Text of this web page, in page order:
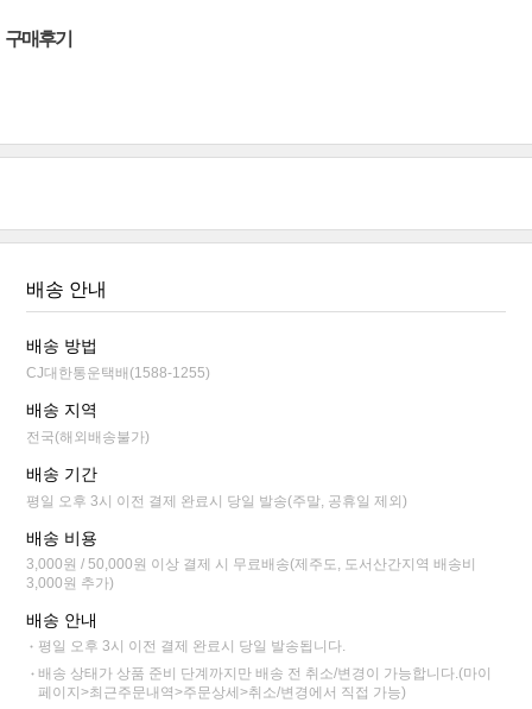
구매후기
배송 안내
배송 방법
CJ대한통운택배(1588-1255)
배송 지역
전국(해외배송불가)
배송 기간
평일 오후 3시 이전 결제 완료시 당일 발송(주말, 공휴일 제외)
배송 비용
3,000원 / 50,000원 이상 결제 시 무료배송(제주도, 도서산간지역 배송비
3,000원 추가)
배송 안내
평일 오후 3시 이전 결제 완료시 당일 발송됩니다.
배송 상태가 상품 준비 단계까지만 배송 전 취소/변경이 가능합니다.(마이
페이지>최근주문내역>주문상세>취소/변경에서 직접 가능)